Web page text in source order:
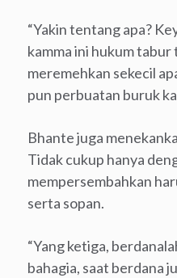
“Yakin tentang apa?
kamma ini hukum
meremehkan sekecil
pun perbuatan buruk
Bhante juga
Tidak cukup hanya
mempersembahkan
serta sopan.
“Yang ketiga,
bahagia, saat berdana